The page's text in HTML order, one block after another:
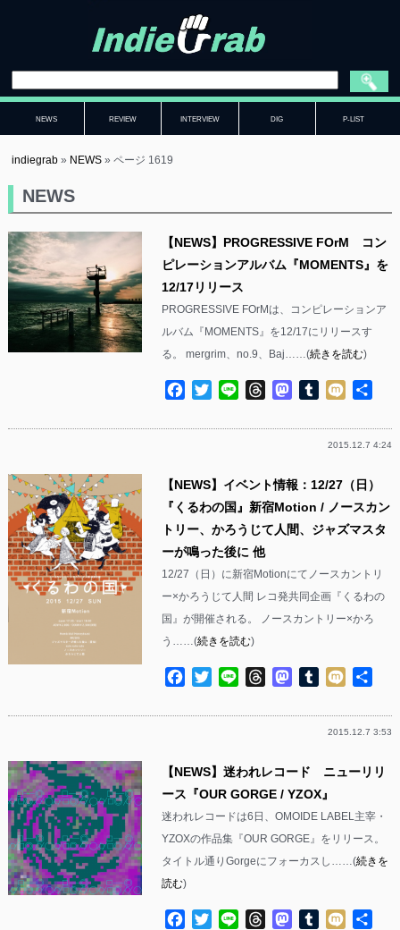
NEWS REVIEW INTERVIEW DIG P-LIST
indiegrab » NEWS »ページ 1619
NEWS
【NEWS】PROGRESSIVE FOrM コン
ピレーションアルバム『MOMENTS』を
12/17リリース
PROGRESSIVE FOrMは、コンピレーションア
ルバム『MOMENTS』を12/17にリリースす
る。 mergrim、no.9、Baj……(続きを読む)
Facebook
TwitterLine ThreadsMastodon
Tumblr
Mixi
2015.12.7 4:24
【NEWS】イベント情報：12/27（日）
『くるわの国』新宿Motion / ノースカン
トリー、かろうじて人間、ジャズマスタ
ーが鳴った後に 他
12/27（日）に新宿Motionにてノースカントリ
ー×かろうじて人間 レコ発共同企画『くるわの
国』が開催される。 ノースカントリー×かろ
う……(続きを読む)
Facebook
TwitterLine ThreadsMastodon
Tumblr
Mixi
2015.12.7 3:53
【NEWS】迷われレコード ニューリリ
ース『OUR GORGE / YZOX』
迷われレコードは6日、OMOIDE LABEL主宰・
YZOXの作品集『OUR GORGE』をリリース。
タイトル通りGorgeにフォーカスし……(続きを
読む)
Facebook
TwitterLine ThreadsMastodon
Tumblr
Mixi